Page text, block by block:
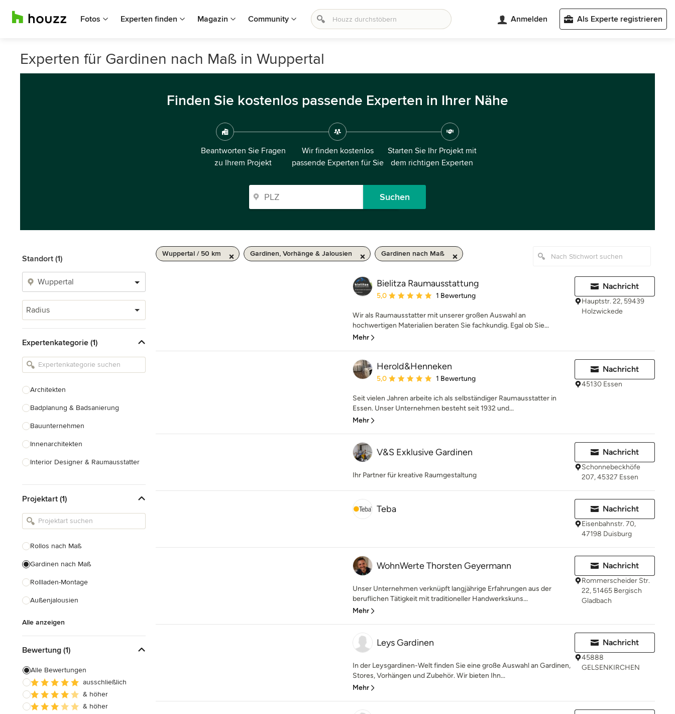
Fotos Experten finden Magazin Community Anmelden Als Experte registrieren
Experten für Gardinen nach Maß in Wuppertal
Finden Sie kostenlos passende Experten in Ihrer Nähe
Beantworten Sie Fragen
zu Ihrem Projekt
Wir finden kostenlos
passende Experten für Sie
Starten Sie Ihr Projekt mit
dem richtigen Experten
Suchen
Standort (1)
Radius
Expertenkategorie (1)
Architekten
Badplanung & Badsanierung
Bauunternehmen
Innenarchitekten
Interior Designer & Raumausstatter
Landschaftsarchitekten
Armaturen & Sanitärbedarf
Projektart (1)
Rollos nach Maß
Gardinen nach Maß
Rollladen-Montage
Außenjalousien
Alle anzeigen
Bewertung (1)
Alle Bewertungen
ausschließlich
& höher
& höher
Wuppertal / 50 km Gardinen, Vorhänge & Jalousien Gardinen nach Maß
Bielitza Raumausstattung
Durchschnittliche Bewertung: 5 von 5 Sternen
5,0 1 Bewertung
Wir als Raumausstatter mit unserer großen Auswahl an
hochwertigen Materialien beraten Sie fachkundig. Egal ob Sie...
Mehr
Nachricht
Hauptstr. 22, 59439
Holzwickede
Herold&Henneken
Durchschnittliche Bewertung: 5 von 5 Sternen
5,0 1 Bewertung
Seit vielen Jahren arbeite ich als selbständiger Raumausstatter in
Essen. Unser Unternehmen besteht seit 1932 und...
Mehr
Nachricht
45130 Essen
V&S Exklusive Gardinen
Ihr Partner für kreative Raumgestaltung
Nachricht
Schonnebeckhöfe
207, 45327 Essen
Teba Nachricht
Eisenbahnstr. 70,
47198 Duisburg
WohnWerte Thorsten Geyermann
Unser Unternehmen verknüpft langjährige Erfahrungen aus der
beruflichen Tätigkeit mit traditioneller Handwerkskuns...
Mehr
Nachricht
Rommerscheider Str.
22, 51465 Bergisch
Gladbach
Leys Gardinen
In der Leysgardinen-Welt finden Sie eine große Auswahl an Gardinen,
Stores, Vorhängen und Zubehör. Wir bieten Ihn...
Mehr
Nachricht
45888
GELSENKIRCHEN